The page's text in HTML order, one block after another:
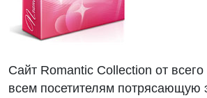
Сайт Romantic Collection от
всем посетителям потрясающую